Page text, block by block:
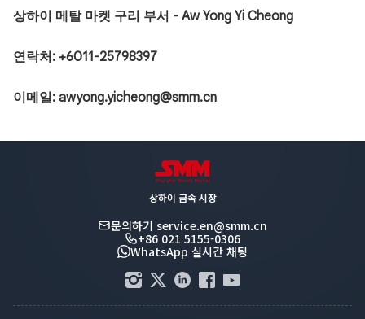
상하이 메탈 마켓 구리 부서 - Aw Yong Yi Cheong
연락처: +6011-25798397
이메일: awyong.yicheong@smm.cn
상하이 금속 시장
문의하기 service.en@smm.cn
+86 021 5155-0306
WhatsApp 실시간 채팅